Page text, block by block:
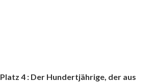
Platz 4 : Der Hundertjährige, der aus